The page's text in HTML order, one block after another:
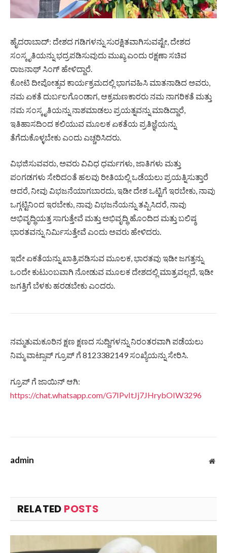
ಹೈದರಾಬಾದ್: ದೇಶದ ಗಡಿಗಳನ್ನು ಸುರಕ್ಷಿತವಾಗಿಸುವಷ್ಟೇ, ದೇಶದ
ಸಂಸ್ಕೃತಿಯನ್ನು ಭದ್ರಪಡಿಸುವುದು ಮುಖ್ಯ ಎಂದು ರಕ್ಷಣಾ ಸಚಿವ
ರಾಜನಾಥ್ ಸಿಂಗ್ ಹೇಳಿದ್ದಾರೆ.
ಕೋಟಿ ದೀಪೋತ್ಸವ ಕಾರ್ಯಕ್ರಮದಲ್ಲಿ ಭಾಗವಹಿಸಿ ಮಾತನಾಡಿದ ಅವರು,
ನಮ ಏಕತೆ ದುರ್ಬಲಗೊಂಡಾಗ, ಆಕ್ರಮಣಕಾರರು ನಮ ನಾಗರಿಕತೆ ಮತ್ತು
ನಮ ಸಂಸ್ಕೃತಿಯನ್ನು ನಾಶಮಾಡಲು ಪ್ರಯತ್ನವನ್ನು ಮಾಡಿದ್ದಾರೆ,
ಇತಿಹಾಸದಿಂದ ಕಲಿಯುವ ಮೂಲಕ ಏಕತೆಯ ಪ್ರತಿಜ್ಞೆಯನ್ನು
ತೆಗೆದುಕೊಳ್ಳಬೇಕು ಎಂದು ಎಚ್ಚರಿಸಿದರು.
ವಿಭಜಿಸುವವರು, ಅವರು ವಿವಿಧ ಧರ್ಮಗಳು, ಜಾತಿಗಳು ಮತ್ತು
ಪಂಗಡಗಳು ಸೇರಿದಂತೆ ಹಲವು ರೀತಿಯಲ್ಲಿ ಒಡೆಯಲು ಪ್ರಯತ್ನಿಸುತ್ತಾರೆ
ಆದರೆ, ನೀವು ವಿಭಜನೆಯಾಗಬಾರದು, ಇಡೀ ದೇಶ ಒಟ್ಟಿಗೆ ಇರಬೇಕು, ನಾವು
ಒಗ್ಗಟ್ಟಿನಿಂದ ಇರಬೇಕು, ನಾವು ವಿಭಜನೆಯನ್ನು ತಪ್ಪಿಸಿದರೆ, ನಾವು
ಅಭಿವೃದ್ಧಿಯತ್ತ ಸಾಗುತ್ತೇವೆ ಮತ್ತು ಅಭಿವೃದ್ಧಿ ಹೊಂದಿದ ಮತ್ತು ಬಲಿಷ್ಠ
ಭಾರತವನ್ನು ನಿರ್ಮಿಸುತ್ತೇವೆ ಎಂದು ಅವರು ಹೇಳಿದರು.
ಇದೇ ಏಕತೆಯನ್ನು ಖಾತ್ರಿಪಡಿಸುವ ಮೂಲಕ, ಭಾರತವು ಇಡೀ ಜಗತ್ತನ್ನು
ಒಂದೇ ಕುಟುಂಬವಾಗಿ ನೋಡುವ ಮೂಲಕ ದೇಶದಲ್ಲಿ ಮಾತ್ರವಲ್ಲದೆ, ಇಡೀ
ಜಗತ್ತಿಗೆ ಬೆಳಕು ಹರಡಬೇಕು ಎಂದರು.
ನಮ್ಮತುಮಕೂರಿನ ಕ್ಷಣ ಕ್ಷಣದ ಸುದ್ದಿಗಳನ್ನು ನಿರಂತರವಾಗಿ ಪಡೆಯಲು
ನಿಮ್ಮ ವಾಟ್ಸಾಪ್ ಗ್ರೂಪ್ ಗೆ 8123382149 ಸಂಖ್ಯೆಯನ್ನು ಸೇರಿಸಿ.
ಗ್ರೂಪ್ ಗೆ ಜಾಯಿನ್ ಆಗಿ:
https://chat.whatsapp.com/G7IPvItJj7JHrybOIW3296
admin
RELATED POSTS